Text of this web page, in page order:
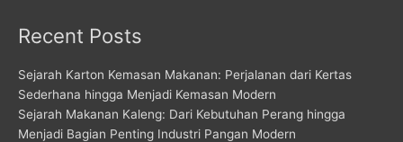
Recent Posts
Sejarah Karton Kemasan Makanan: Perjalanan dari Kertas
Sederhana hingga Menjadi Kemasan Modern
Sejarah Makanan Kaleng: Dari Kebutuhan Perang hingga
Menjadi Bagian Penting Industri Pangan Modern